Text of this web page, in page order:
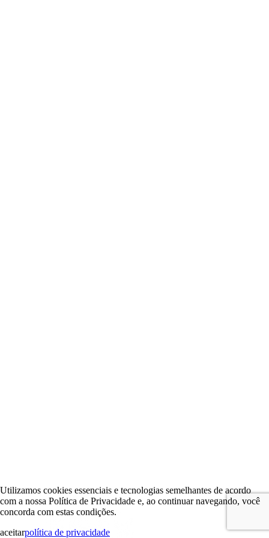
Utilizamos cookies essenciais e tecnologias semelhantes de acordo
com a nossa Política de Privacidade e, ao continuar navegando, você
concorda com estas condições.
aceitarpolítica de privacidade